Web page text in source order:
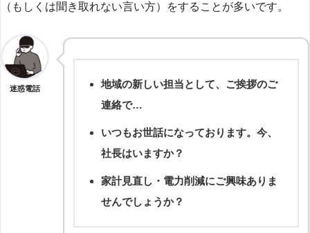
（もしくは聞き取れない言い方）をすることが多いです。
迷惑電話
地域の新しい担当として、ご挨拶のご
連絡で…
いつもお世話になっております。今、
社長はいますか？
家計見直し・電力削減にご興味ありま
せんでしょうか？